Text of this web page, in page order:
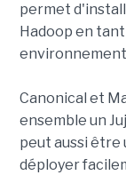
permet
Hadoop en
environnement
Canonical et
ensemble un
peut aussi être
déployer